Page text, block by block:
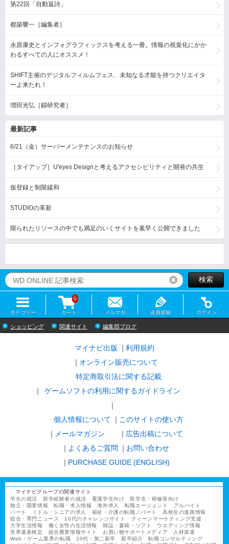
第22回「自動返詩」
都築響一［編集者］
永原康史とインフォグラフィックスを考える一冊。情報の視覚化にかか
わるすべての人にオススメ！
SHIFT主催のデジタルフィルムフェス、未知なる才能を持つクリエイタ
ーよ来たれ！
増田光弘［錨研究者］
最新記事
6/21（金）サーバーメンテナンスのお知らせ
［タイアップ］U'eyes Designと考えるアクセシビリティと開発の共生
仮登録と制限緩和
STUDIOの革新
限られたリソースの中でも満足のいくサイトを素早く公開できました
リセット検索
カテゴリー カート
0
メルマガ 会員登録 ログイン
ショッピング 関連サイト 編集部ブログ
マイナビ出版
利用規約
オンライン販売について
特定商取引法に関する記載
ゲームソフトの利用に関するガイドライン
｜
個人情報について
このサイトの使い方
メールマガジン
広告出稿について
よくあるご質問
お問い合わせ
PURCHASE GUIDE (ENGLISH)
マイナビグループの関連サイト
学生の就活
留学経験者の就活 看護学生向け
医学生・研修医向け
独立・開業情報
転職・求人情報 海外求人 転職エージェント
アルバイト
パート
ミドル・シニアの求人 福祉・介護の転職／パート
高校生の進路情報
総合・専門ニュース
10代のチャレンジサイト
ティーンマーケティング支援
大学生活情報
働く女性の生活情報 雑誌・書籍・ソフト
ウエディング情報
世界遺産検定
総合農業情報サイト お買い物サポートメディア
人材派遣
Web・ゲーム業界の転職
20代・第二新卒 新卒紹介
転職コンサルティング